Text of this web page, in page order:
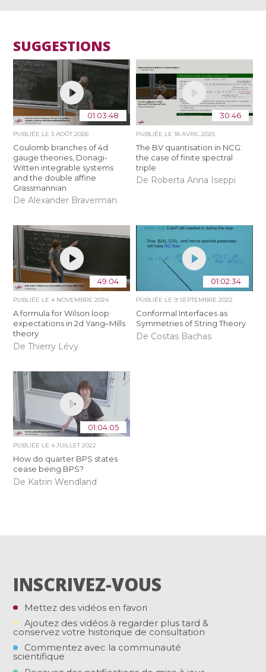
SUGGESTIONS
01:03:48
PUBLIÉE LE3 AOÛT 2026
Coulomb branches of 4d
gauge theories, Donagi-
Witten integrable systems
and the double affine
Grassmannian
De Alexander Braverman
30:46
PUBLIÉE LE 18 AVRIL 2025
The BV quantisation in NCG:
the case of finite spectral
triple
De Roberta Anna Iseppi
49:04
PUBLIÉE LE4 NOVEMBRE 2024
A formula for Wilson loop
expectations in 2d Yang–Mills
theory
De Thierry Lévy
01:02:34
PUBLIÉE LE 9 SEPTEMBRE 2022
Conformal Interfaces as
Symmetries of String Theory
De Costas Bachas
01:04:05
PUBLIÉE LE4 JUILLET 2022
How do quarter BPS states
cease being BPS?
De Katrin Wendland
INSCRIVEZ-VOUS
Mettez des vidéos en favori
Ajoutez des vidéos à regarder plus tard &
conservez votre historique de consultation
Commentez avec la communauté
scientifique